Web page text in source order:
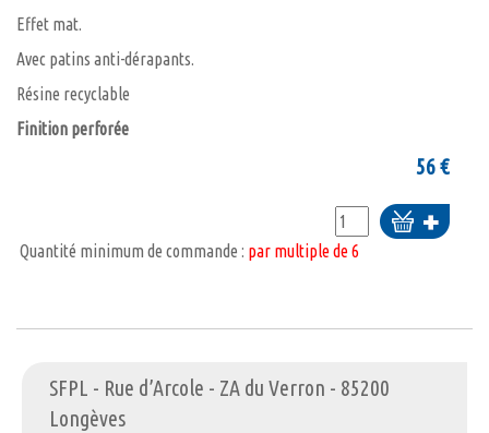
Effet mat.
Avec patins anti-dérapants.
Résine recyclable
Finition perforée
56€
Ajouter
au
Quantité minimum de commande : par multiple de 6
SFPL - Rue d’Arcole - ZA du Verron - 85200
Longèves